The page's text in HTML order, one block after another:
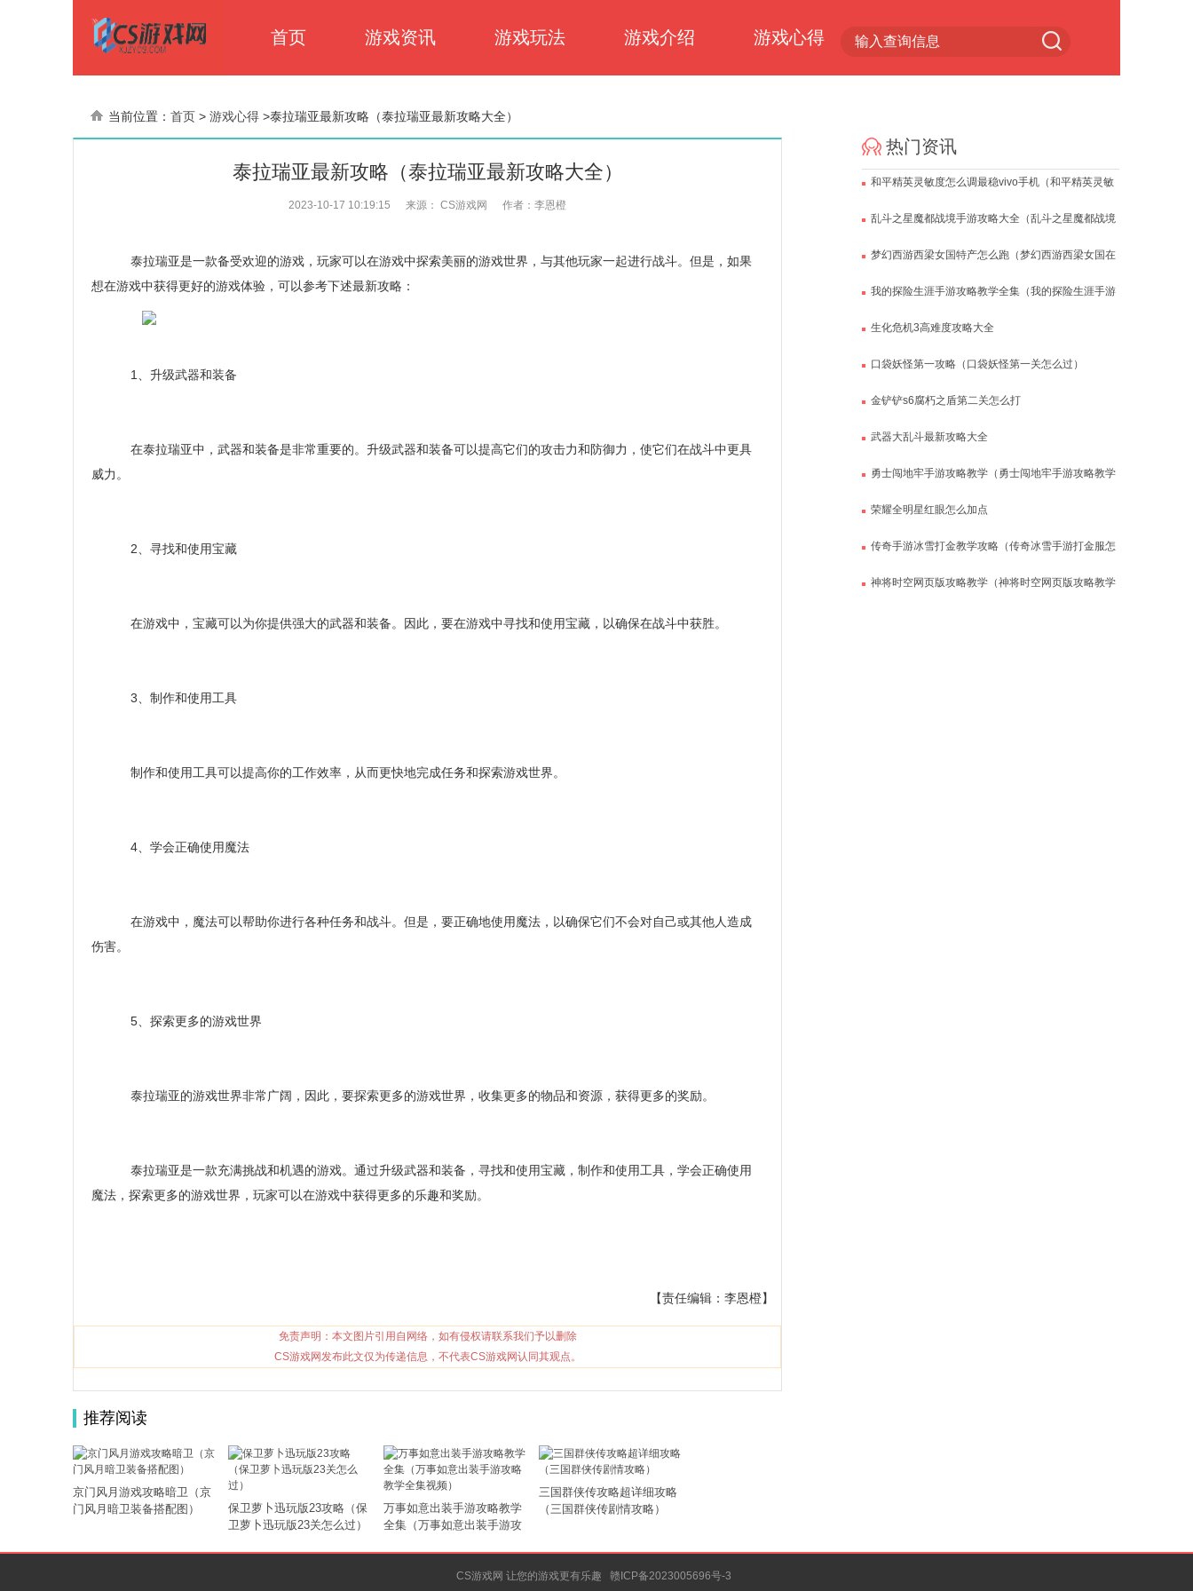
首页 游戏资讯 游戏玩法 游戏介绍 游戏心得 小游戏专区
当前位置： 首页 > 游戏心得 >泰拉瑞亚最新攻略（泰拉瑞亚最新攻略大全）
泰拉瑞亚最新攻略（泰拉瑞亚最新攻略大全）
2023-10-17 10:19:15 来源： CS游戏网 作者：李恩橙
泰拉瑞亚是一款备受欢迎的游戏，玩家可以在游戏中探索美丽的游戏世界，与其他玩家一起进行战斗。但是，如果
想在游戏中获得更好的游戏体验，可以参考下述最新攻略：
1、升级武器和装备
在泰拉瑞亚中，武器和装备是非常重要的。升级武器和装备可以提高它们的攻击力和防御力，使它们在战斗中更具
威力。
2、寻找和使用宝藏
在游戏中，宝藏可以为你提供强大的武器和装备。因此，要在游戏中寻找和使用宝藏，以确保在战斗中获胜。
3、制作和使用工具
制作和使用工具可以提高你的工作效率，从而更快地完成任务和探索游戏世界。
4、学会正确使用魔法
在游戏中，魔法可以帮助你进行各种任务和战斗。但是，要正确地使用魔法，以确保它们不会对自己或其他人造成
伤害。
5、探索更多的游戏世界
泰拉瑞亚的游戏世界非常广阔，因此，要探索更多的游戏世界，收集更多的物品和资源，获得更多的奖励。
泰拉瑞亚是一款充满挑战和机遇的游戏。通过升级武器和装备，寻找和使用宝藏，制作和使用工具，学会正确使用
魔法，探索更多的游戏世界，玩家可以在游戏中获得更多的乐趣和奖励。
【责任编辑：李恩橙】
免责声明：本文图片引用自网络，如有侵权请联系我们予以删除
CS游戏网发布此文仅为传递信息，不代表CS游戏网认同其观点。
推荐阅读
京门风月游戏攻略暗卫（京
门风月暗卫装备搭配图）
保卫萝卜迅玩版23攻略（保
卫萝卜迅玩版23关怎么过）
万事如意出装手游攻略教学
全集（万事如意出装手游攻
三国群侠传攻略超详细攻略
（三国群侠传剧情攻略）
热门资讯
和平精英灵敏度怎么调最稳vivo手机（和平精英灵敏
乱斗之星魔都战境手游攻略大全（乱斗之星魔都战境
梦幻西游西梁女国特产怎么跑（梦幻西游西梁女国在
我的探险生涯手游攻略教学全集（我的探险生涯手游
生化危机3高难度攻略大全
口袋妖怪第一攻略（口袋妖怪第一关怎么过）
金铲铲s6腐朽之盾第二关怎么打
武器大乱斗最新攻略大全
勇士闯地牢手游攻略教学（勇士闯地牢手游攻略教学
荣耀全明星红眼怎么加点
传奇手游冰雪打金教学攻略（传奇冰雪手游打金服怎
神将时空网页版攻略教学（神将时空网页版攻略教学
CS游戏网 让您的游戏更有乐趣 赣ICP备2023005696号-3